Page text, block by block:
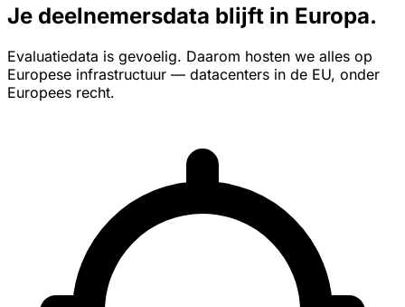
Je deelnemersdata blijft in Europa.
Evaluatiedata is gevoelig. Daarom hosten we alles op
Europese infrastructuur — datacenters in de EU, onder
Europees recht.